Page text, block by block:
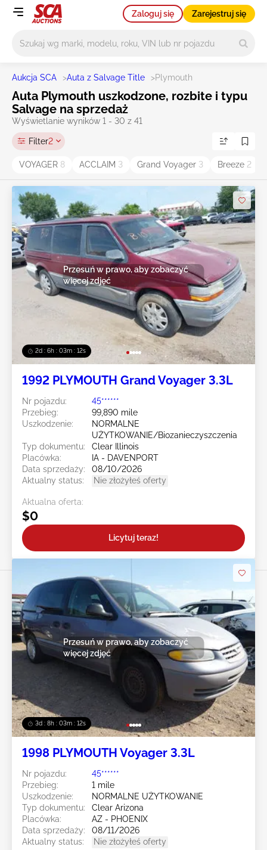
Zaloguj się Zarejestruj się
Aukcja SCA >Auta z Salvage Title >Plymouth
Auta Plymouth uszkodzone, rozbite i typu
Salvage na sprzedaż
Wyświetlanie wyników 1 - 30 z 41
Filter2
VOYAGER 8 ACCLAIM 3 Grand Voyager 3 Breeze 2
2d : 6h : 03m : 10s
Przesuń w prawo, aby zobaczyć
więcej zdjęć
1992 PLYMOUTH Grand Voyager 3.3L
Nr pojazdu:
45******
Przebieg:
99,890 mile
Uszkodzenie:
NORMALNE
UŻYTKOWANIE/Biozanieczyszczenia
Typ dokumentu:
Clear Illinois
Placówka:
IA - DAVENPORT
Data sprzedaży:
08/10/2026
Aktualny status:
Nie złożyłeś oferty
Aktualna oferta:
$0
Licytuj teraz!
3d : 8h : 03m : 10s
Przesuń w prawo, aby zobaczyć
więcej zdjęć
1998 PLYMOUTH Voyager 3.3L
Nr pojazdu:
45******
Przebieg:
1 mile
Uszkodzenie:
NORMALNE UŻYTKOWANIE
Typ dokumentu:
Clear Arizona
Placówka:
AZ - PHOENIX
Data sprzedaży:
08/11/2026
Aktualny status:
Nie złożyłeś oferty